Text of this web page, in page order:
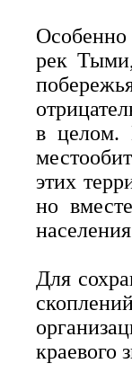
Особенно
рек
в целом.
этих
но
Для
краевого